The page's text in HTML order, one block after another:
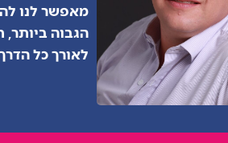
מאפשר לנו
הגבוה ביותר,
לאורך כל